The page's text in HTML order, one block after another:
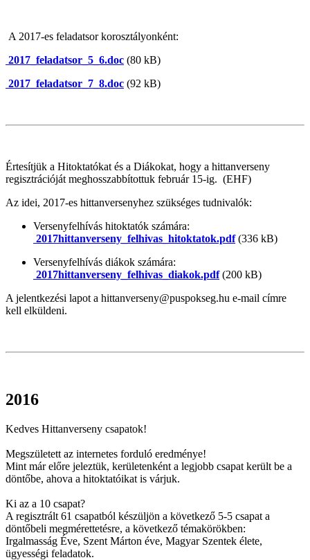
A 2017-es feladatsor korosztályonként:
2017_feladatsor_5_6.doc (80 kB)
2017_feladatsor_7_8.doc (92 kB)
Értesítjük a Hitoktatókat és a Diákokat, hogy a hittanverseny
regisztrációját meghosszabbítottuk február 15-ig. (EHF)
Az idei, 2017-es hittanversenyhez szükséges tudnivalók:
Versenyfelhívás hitoktatók számára:
2017hittanverseny_felhivas_hitoktatok.pdf(336 kB)
Versenyfelhívás diákok számára:
2017hittanverseny_felhivas_diakok.pdf(200 kB)
A jelentkezési lapot a hittanverseny@puspokseg.hu e-mail címre
kell elküldeni.
2016
Kedves Hittanverseny csapatok!
Megszületett az internetes forduló eredménye!
Mint már előre jeleztük, kerületenként a legjobb csapat került be a
döntőbe, ahova a hitoktatóikat is várjuk.
Ki az a 10 csapat?
A regisztrált 61 csapatból készüljön a következő 5-5 csapat a
döntőbeli megmérettetésre, a következő témakörökben:
Irgalmasság Éve, Szent Márton éve, Magyar Szentek élete,
ügyességi feladatok.